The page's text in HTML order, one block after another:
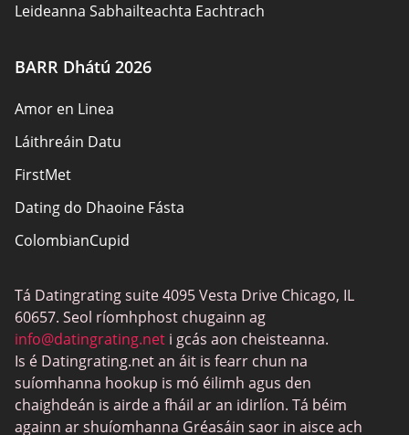
Leideanna Sabhailteachta Eachtrach
Beartas Príobháideachais
Freagracht
Nochtadh Affiliate
Léarscáil an láithreáin
BARR Dhátú 2026
Amor en Linea
Láithreáin Datu
FirstMet
Dating do Dhaoine Fásta
ColombianCupid
MeetMindful
Dátú BDSM
BBPeopleMeet
Suíomhanna Daidí Siúcra
Tá Datingrating suite 4095 Vesta Drive Chicago, IL
60657. Seol ríomhphost chugainn ag
info@datingrating.net i gcás aon cheisteanna.
Is é Datingrating.net an áit is fearr chun na
suíomhanna hookup is mó éilimh agus den
chaighdeán is airde a fháil ar an idirlíon. Tá béim
againn ar shuíomhanna Gréasáin saor in aisce ach